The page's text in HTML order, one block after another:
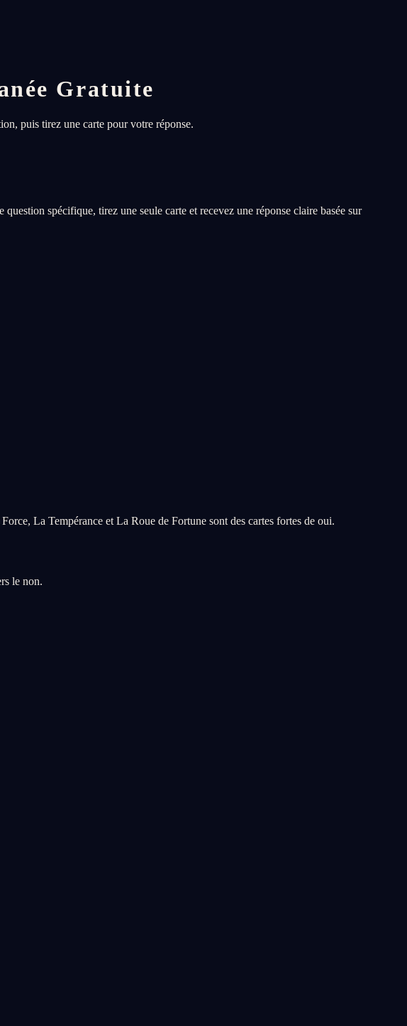
Gratuite
puis tirez une carte pour votre réponse.
spécifique, tirez une seule carte et recevez une réponse claire basée sur
La Tempérance et La Roue de Fortune sont des cartes fortes de oui.
le non.